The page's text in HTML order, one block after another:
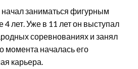
заниматься фигурным
4 лет. Уже в 11 лет он выступал
соревнованиях и занял
момента началась его
карьера.